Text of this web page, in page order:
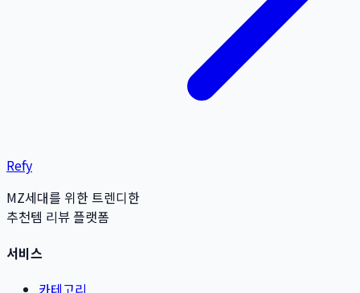
Refy
MZ세대를 위한 트렌디한
추천템 리뷰 플랫폼
서비스
카테고리